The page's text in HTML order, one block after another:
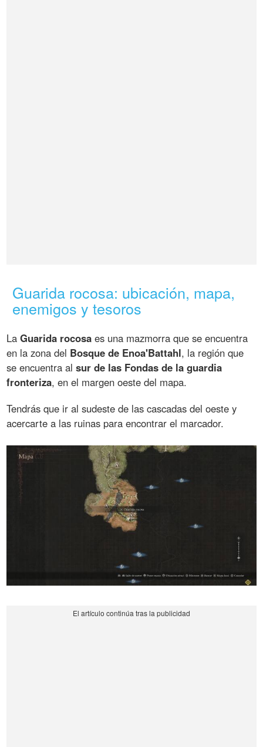
Guarida rocosa: ubicación, mapa,
enemigos y tesoros
LaGuarida rocosa es una mazmorra que se encuentra
en la zona del Bosque de Enoa'Battahl, la región que
se encuentra alsur de las Fondas de la guardia
fronteriza, en el margen oeste del mapa.
Tendrás que ir al sudeste de las cascadas del oeste y
acercarte a las ruinas para encontrar el marcador.